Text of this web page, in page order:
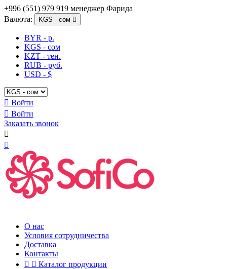
+996 (551) 979 919 менеджер Фарида
Валюта:
KGS - сом 
BYR - р.
KGS - сом
KZT - тен.
RUB - руб.
USD - $
 Войти
 Войти
Заказать звонок


О нас
Условия сотрудничества
Доставка
Контакты
  Каталог продукции